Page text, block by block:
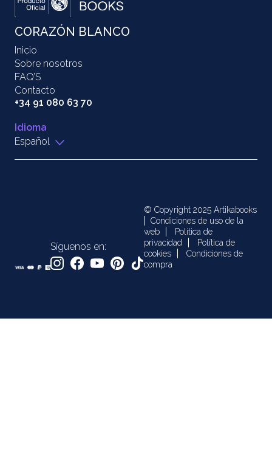
CORAZÓN BLANCO
Inicio
Sobre nosotros
FAQ’S
Contacto
+34 91 080 63 70
Idioma
Español
Síguenos en:
© Copyright 2025 Artikabooks
Condiciones de uso de la
web
Política de
privacidad
Política de
cookies
Condiciones de
compra